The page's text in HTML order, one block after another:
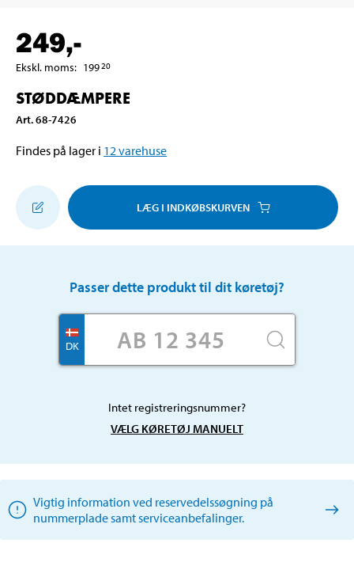
249,-
Ekskl. moms: 19920
STØDDÆMPERE
Art.68-7426
Findes på lager i 12 varehuse
LÆG I INDKØBSKURVEN
Passer dette produkt til dit køretøj?
DK
Intet registreringsnummer?
VÆLG KØRETØJ MANUELT
Vigtig information ved reservedelssøgning på
nummerplade samt serviceanbefalinger.